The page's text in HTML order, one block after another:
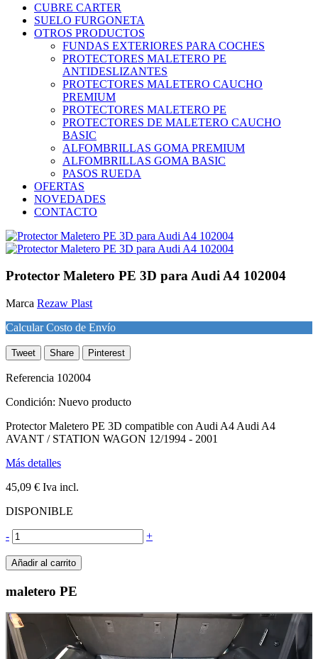
CUBRE CARTER
SUELO FURGONETA
OTROS PRODUCTOS
FUNDAS EXTERIORES PARA COCHES
PROTECTORES MALETERO PE
ANTIDESLIZANTES
PROTECTORES MALETERO CAUCHO
PREMIUM
PROTECTORES MALETERO PE
PROTECTORES DE MALETERO CAUCHO
BASIC
ALFOMBRILLAS GOMA PREMIUM
ALFOMBRILLAS GOMA BASIC
PASOS RUEDA
OFERTAS
NOVEDADES
CONTACTO
Protector Maletero PE 3D para Audi A4 102004
Marca Rezaw Plast
Calcular Costo de Envío
Tweet Share Pinterest
Referencia 102004
Condición: Nuevo producto
Protector Maletero PE 3D compatible con Audi A4 Audi A4
AVANT / STATION WAGON 12/1994 - 2001
Más detalles
45,09 € Iva incl.
DISPONIBLE
- +
Añadir al carrito
maletero PE